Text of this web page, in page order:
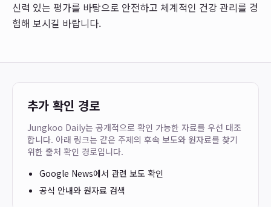
신력 있는 평가를 바탕으로 안전하고 체계적인 건강 관리를 경
험해 보시길 바랍니다.
추가 확인 경로
Jungkoo Daily는 공개적으로 확인 가능한 자료를 우선 대조
합니다. 아래 링크는 같은 주제의 후속 보도와 원자료를 찾기
위한 출처 확인 경로입니다.
Google News에서 관련 보도 확인
공식 안내와 원자료 검색